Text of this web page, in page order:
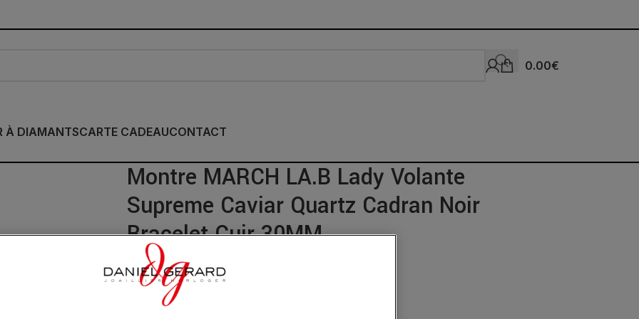
0.00€
À DIAMANTSCARTE CADEAUCONTACT
Montre MARCH LA.B Lady Volante
Supreme Caviar Quartz Cadran Noir
Bracelet Cuir 30MM
1 145.00€